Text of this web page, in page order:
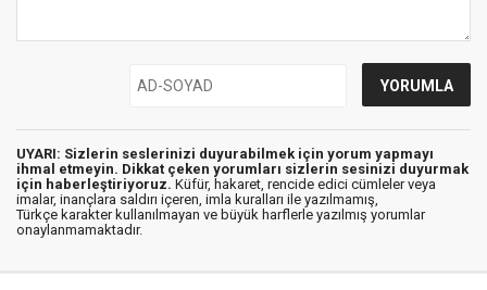
UYARI: Sizlerin seslerinizi duyurabilmek için yorum yapmayı
ihmal etmeyin. Dikkat çeken yorumları sizlerin sesinizi duyurmak
için haberleştiriyoruz. Küfür, hakaret, rencide edici cümleler veya
imalar, inançlara saldırı içeren, imla kuralları ile yazılmamış,
Türkçe karakter kullanılmayan ve büyük harflerle yazılmış yorumlar
onaylanmamaktadır.